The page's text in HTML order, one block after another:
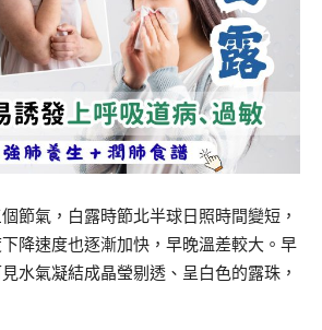
節氣，白露時節北半球日照時間變短，
降速度也逐漸加快，早晚溫差較大。早
水氣凝結成晶瑩剔透、呈白色的露珠，